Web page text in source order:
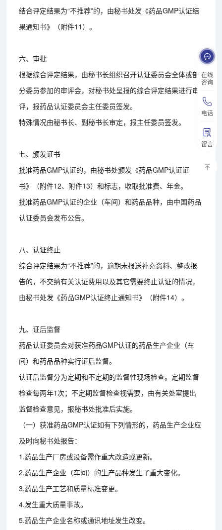
在线
咨询
电话
留言
结合评定结果为“不推荐”的，由秘书处发《药品GMP认证结
果通知书》（附件11）。
六、审批
根据综合评定结果，由秘书长组织召开认证委员会全体或部
分委员参加的审评会，对秘书处呈报的综合评定结果进行审
评，报药品认证委员会主任委员签发。
特殊情况由秘书长、副秘书长审定，报主任委员签发。
七、颁发证书
批准药品GMP认证的，由秘书处颁发《药品GMP认证证
书》（附件12、附件13）和标志，收取批准费、年金。
批准药品GMP认证的企业（车间）和药品品种，由中国药品
认证委员会发布公告。
八、认证终止
综合评定结果为“不推荐”的，逾期未报送补充资料、整改报
告的，不交纳有关认证费用以及其它需要终止认证的情况，
由秘书处发《药品GMP认证终止通知书》（附件14）。
九、证后监督
药品认证委员会对获准药品GMP认证的药品生产企业（车
间）和药品品种实行证后监督。
认证后监督分为定期和不定期的监督性现场检查。定期监督
检查每两年1次；不定期监督检查视需要，由有关处室提出
监督检查意见，报秘书处批准后实施。
（一）获准药品GMP认证如有下列情形的，药品生产企业应
及时向秘书处报告：
1.药品生产厂房或设备需作重大改造或更新。
2.药品生产企业（车间）的生产品种发生了重大变化。
3.药品生产工艺和质量标准变更。
4.发生重大质量事故。
5.药品生产企业名称或通讯地址发生改变。